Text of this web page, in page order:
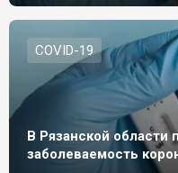
СOVID-19
В Рязанской области
заболеваемость